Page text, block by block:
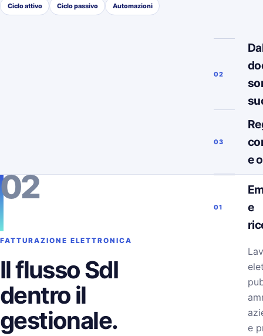
Ciclo attivo Ciclo passivo Automazioni
02
03
e
02
FATTURAZIONE ELETTRONICA
Il flusso SdI
dentro il
gestionale.
01
e
e